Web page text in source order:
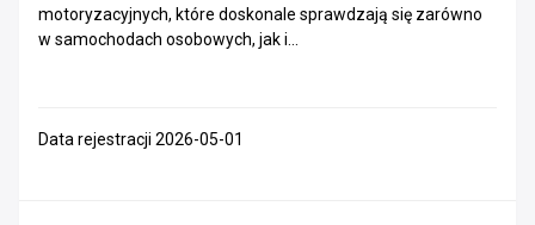
motoryzacyjnych, które doskonale sprawdzają się zarówno
w samochodach osobowych, jak i...
Data rejestracji 2026-05-01